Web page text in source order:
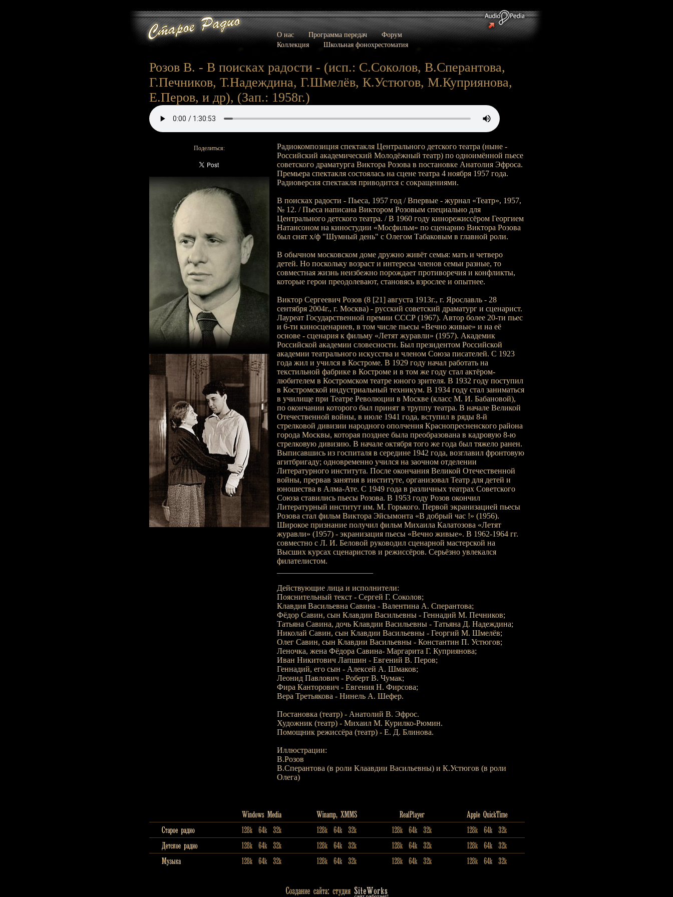
О нас Программа передач
Форум
Коллекция
Школьная фонохрестоматия
Розов В. - В поисках радости - (исп.: С.Соколов, В.Сперантова,
Г.Печников, Т.Надеждина, Г.Шмелёв, К.Устюгов, М.Куприянова,
Е.Перов, и др), (Зап.: 1958г.)
Поделиться:
Радиокомпозиция спектакля Центрального детского театра (ныне -
Российский академический Молодёжный театр) по одноимённой пьесе
советского драматурга Виктора Розова в постановке Анатолия Эфроса.
Премьера спектакля состоялась на сцене театра 4 ноября 1957 года.
Радиоверсия спектакля приводится с сокращениями.
В поисках радости - Пьеса, 1957 год / Впервые - журнал «Театр», 1957,
№ 12. / Пьеса написана Виктором Розовым специально для
Центрального детского театра. / В 1960 году кинорежиссёром Георгием
Натансоном на киностудии «Мосфильм» по сценарию Виктора Розова
был снят х/ф "Шумный день" с Олегом Табаковым в главной роли.
В обычном московском доме дружно живёт семья: мать и четверо
детей. Но поскольку возраст и интересы членов семьи разные, то
совместная жизнь неизбежно порождает противоречия и конфликты,
которые герои преодолевают, становясь взрослее и опытнее.
Виктор Сергеевич Розов (8 [21] августа 1913г., г. Ярославль - 28
сентября 2004г., г. Москва) - русский советский драматург и сценарист.
Лауреат Государственной премии СССР (1967). Автор более 20-ти пьес
и 6-ти киносценариев, в том числе пьесы «Вечно живые» и на её
основе - сценария к фильму «Летят журавли» (1957). Академик
Российской академии словесности. Был президентом Российской
академии театрального искусства и членом Союза писателей. С 1923
года жил и учился в Костроме. В 1929 году начал работать на
текстильной фабрике в Костроме и в том же году стал актёром-
любителем в Костромском театре юного зрителя. В 1932 году поступил
в Костромской индустриальный техникум. В 1934 году стал заниматься
в училище при Театре Революции в Москве (класс М. И. Бабановой),
по окончании которого был принят в труппу театра. В начале Великой
Отечественной войны, в июле 1941 года, вступил в ряды 8-й
стрелковой дивизии народного ополчения Краснопресненского района
города Москвы, которая позднее была преобразована в кадровую 8-ю
стрелковую дивизию. В начале октября того же года был тяжело ранен.
Выписавшись из госпиталя в середине 1942 года, возглавил фронтовую
агитбригаду; одновременно учился на заочном отделении
Литературного института. После окончания Великой Отечественной
войны, прервав занятия в институте, организовал Театр для детей и
юношества в Алма-Ате. С 1949 года в различных театрах Советского
Союза ставились пьесы Розова. В 1953 году Розов окончил
Литературный институт им. М. Горького. Первой экранизацией пьесы
Розова стал фильм Виктора Эйсымонта «В добрый час !» (1956).
Широкое признание получил фильм Михаила Калатозова «Летят
журавли» (1957) - экранизация пьесы «Вечно живые». В 1962-1964 гг.
совместно с Л. И. Беловой руководил сценарной мастерской на
Высших курсах сценаристов и режиссёров. Серьёзно увлекался
филателистом.
Действующие лица и исполнители:
Пояснительный текст - Сергей Г. Соколов;
Клавдия Васильевна Савина - Валентина А. Сперантова;
Фёдор Савин, сын Клавдии Васильевны - Геннадий М. Печников;
Татьяна Савина, дочь Клавдии Васильевны - Татьяна Д. Надеждина;
Николай Савин, сын Клавдии Васильевны - Георгий М. Шмелёв;
Олег Савин, сын Клавдии Васильевны - Константин П. Устюгов;
Леночка, жена Фёдора Савина- Маргарита Г. Куприянова;
Иван Никитович Лапшин - Евгений В. Перов;
Геннадий, его сын - Алексей А. Шмаков;
Леонид Павлович - Роберт В. Чумак;
Фира Канторович - Евгения Н. Фирсова;
Вера Третьякова - Нинель А. Шефер.
Постановка (театр) - Анатолий В. Эфрос.
Художник (театр) - Михаил М. Курилко-Рюмин.
Помощник режиссёра (театр) - Е. Д. Блинова.
Иллюстрации:
В.Розов
В.Сперантова (в роли Клаавдии Васильевны) и К.Устюгов (в роли
Олега)